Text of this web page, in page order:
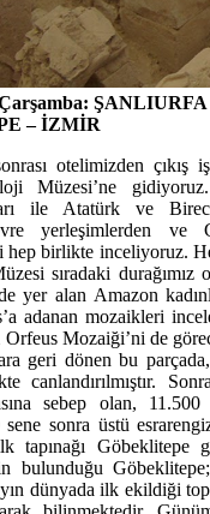
Çarşamba:
– İZMİR
otelimizden çıkış
Müzesi’ne
ile Atatürk ve
yerleşimlerden ve
hep birlikte inceliyoruz.
sıradaki durağımız
yer alan Amazon
adanan mozaikleri
Orfeus Mozaiği’ni de
geri dönen bu
canlandırılmıştır.
sebep olan,
sene sonra üstü
tapınağı Göbeklitepe
bulunduğu
dünyada ilk ekildiği